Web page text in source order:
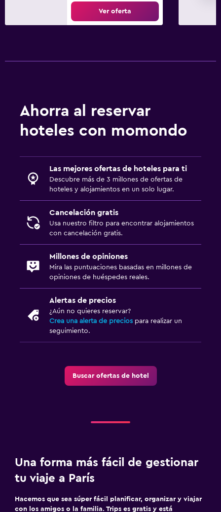
Ver oferta
Ahorra al reservar
hoteles con momondo
Las mejores ofertas de hoteles para ti
Descubre más de 3 millones de ofertas de
hoteles y alojamientos en un solo lugar.
Cancelación gratis
Usa nuestro filtro para encontrar alojamientos
con cancelación gratis.
Millones de opiniones
Mira las puntuaciones basadas en millones de
opiniones de huéspedes reales.
Alertas de precios
¿Aún no quieres reservar?
Crea una alerta de precios para realizar un
seguimiento.
Buscar ofertas de hotel
Una forma más fácil de gestionar
tu viaje a París
Hacemos que sea súper fácil planificar, organizar y viajar
con los amigos o la familia. Trips es gratis y está